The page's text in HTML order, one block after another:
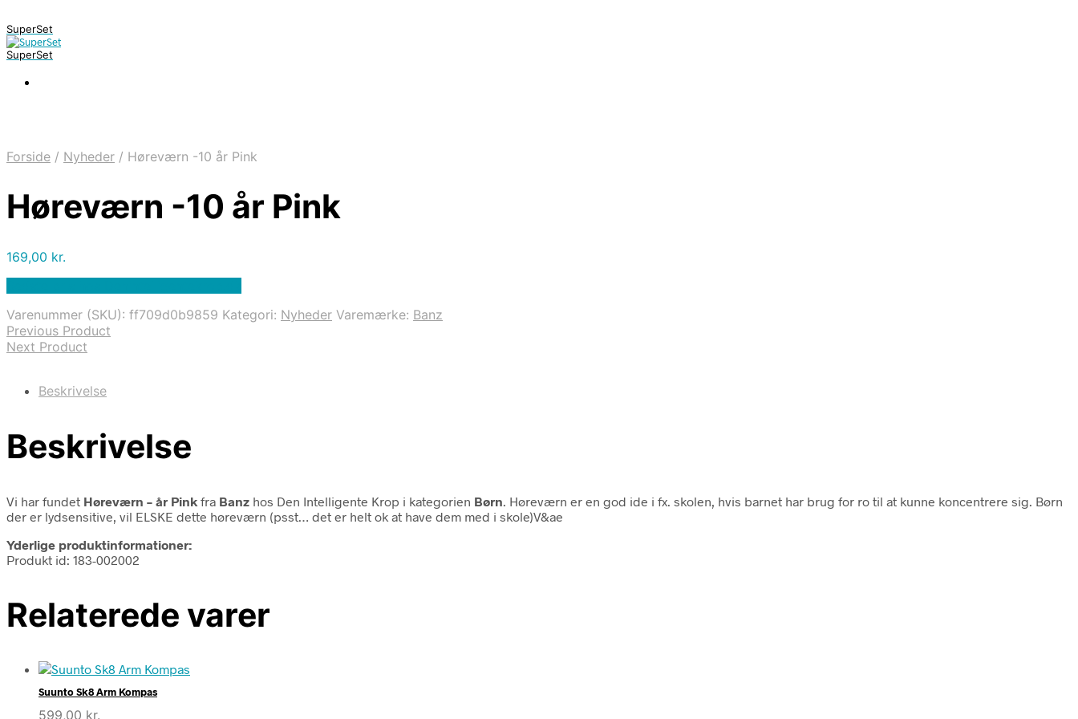
SuperSet
SuperSet
Forside / Nyheder / Høreværn -10 år Pink
Høreværn -10 år Pink
169,00 kr.
Varenummer (SKU): ff709d0b9859 Kategori: Nyheder Varemærke: Banz
Previous Product
Next Product
Beskrivelse
Beskrivelse
Vi har fundet Høreværn – år Pink fra Banz hos Den Intelligente Krop i kategorien Børn . Høreværn er en god ide i fx. skolen, hvis barnet har brug for ro til at kunne koncentrere sig. Børn
der er lydsensitive, vil ELSKE dette høreværn (psst… det er helt ok at have dem med i skole)V&ae
Yderlige produktinformationer:
Produkt id: 183-002002
Relaterede varer
Suunto Sk8 Arm Kompas
599,00 kr.